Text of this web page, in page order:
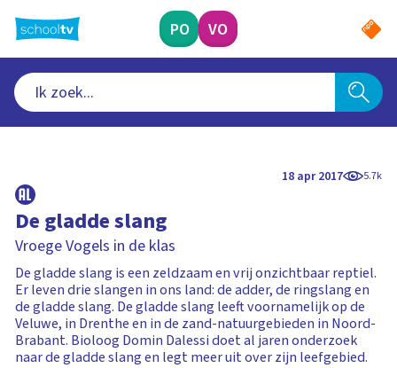
naar
hoofdinhoud
PO VO
18 apr 2017 5.7k
De gladde slang
Vroege Vogels in de klas
De gladde slang is een zeldzaam en vrij onzichtbaar reptiel.
Er leven drie slangen in ons land: de adder, de ringslang en
de gladde slang. De gladde slang leeft voornamelijk op de
Veluwe, in Drenthe en in de zand-natuurgebieden in Noord-
Brabant. Bioloog Domin Dalessi doet al jaren onderzoek
naar de gladde slang en legt meer uit over zijn leefgebied.